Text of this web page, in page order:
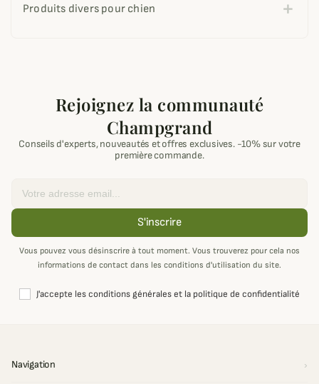
Produits divers pour chien
Rejoignez la communauté
Champgrand
Conseils d'experts, nouveautés et offres exclusives. -10% sur votre
première commande.
S'inscrire
Vous pouvez vous désinscrire à tout moment. Vous trouverez pour cela nos
informations de contact dans les conditions d'utilisation du site.
J'accepte les conditions générales et la politique de confidentialité
Navigation